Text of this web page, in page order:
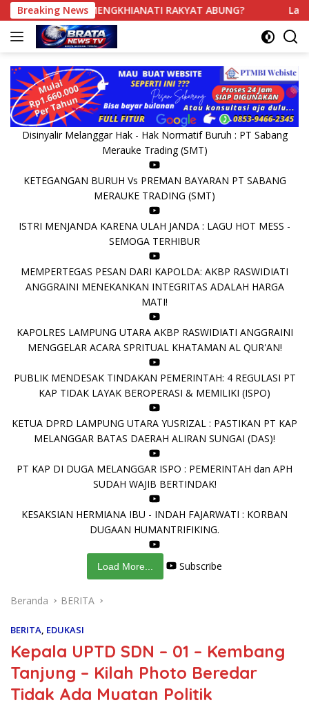
Langsung
ke
konten
Breaking News
YANG MENGKHIANATI RAKYAT ABUNG? Langit
Disinyalir Melanggar Hak - Hak Normatif Buruh : PT Sabang
Merauke Trading (SMT)
KETEGANGAN BURUH Vs PREMAN BAYARAN PT SABANG
MERAUKE TRADING (SMT)
ISTRI MENJANDA KARENA ULAH JANDA : LAGU HOT MESS -
SEMOGA TERHIBUR
MEMPERTEGAS PESAN DARI KAPOLDA: AKBP RASWIDIATI
ANGGRAINI MENEKANKAN INTEGRITAS ADALAH HARGA
MATI!
KAPOLRES LAMPUNG UTARA AKBP RASWIDIATI ANGGRAINI
MENGGELAR ACARA SPRITUAL KHATAMAN AL QUR'AN!
PUBLIK MENDESAK TINDAKAN PEMERINTAH: 4 REGULASI PT
KAP TIDAK LAYAK BEROPERASI & MEMILIKI (ISPO)
KETUA DPRD LAMPUNG UTARA YUSRIZAL : PASTIKAN PT KAP
MELANGGAR BATAS DAERAH ALIRAN SUNGAI (DAS)!
PT KAP DI DUGA MELANGGAR ISPO : PEMERINTAH dan APH
SUDAH WAJIB BERTINDAK!
KESAKSIAN HERMIANA IBU - INDAH FAJARWATI : KORBAN
DUGAAN HUMANTRIFIKING.
Load More... Subscribe
Beranda BERITA
BERITA, EDUKASI
Kepala UPTD SDN – 01 – Kembang
Tanjung – Kilah Photo Beredar
Tidak Ada Muatan Politik